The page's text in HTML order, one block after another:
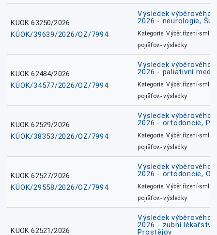
KUOK 63250/2026
KÚOK/39639/2026/OZ/7994
Výsledek výběrového
2026 - neurologie,
Kategorie: Výběr.řízení-
pojišťov.- výsledky
KUOK 62484/2026
KÚOK/34577/2026/OZ/7994
Výsledek výběrového
2026 - paliativní
Kategorie: Výběr.řízení-
pojišťov.- výsledky
KUOK 62529/2026
KÚOK/38353/2026/OZ/7994
Výsledek výběrového
2026 - ortodoncie,
Kategorie: Výběr.řízení-
pojišťov.- výsledky
KUOK 62527/2026
KÚOK/29558/2026/OZ/7994
Výsledek výběrového
2026 - ortodoncie,
Kategorie: Výběr.řízení-
pojišťov.- výsledky
KUOK 62521/2026
Výsledek výběrového
2026 - zubní
Prostějov